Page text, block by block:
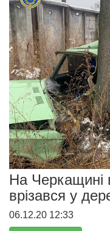
На Черкащині
врізався у
06.12.20 12:33